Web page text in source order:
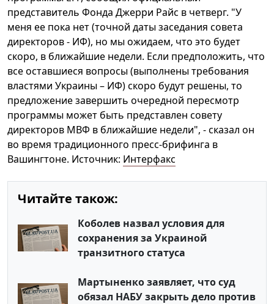
представитель Фонда Джерри Райс в четверг. "У
меня ее пока нет (точной даты заседания совета
директоров - ИФ), но мы ожидаем, что это будет
скоро, в ближайшие недели. Если предположить, что
все оставшиеся вопросы (выполнены требования
властями Украины – ИФ) скоро будут решены, то
предложение завершить очередной пересмотр
программы может быть представлен совету
директоров МВФ в ближайшие недели", - сказал он
во время традиционного пресс-брифинга в
Вашингтоне. Источник: Интерфакс
Читайте також:
Коболев назвал условия для
сохранения за Украиной
транзитного статуса
Мартыненко заявляет, что суд
обязал НАБУ закрыть дело против